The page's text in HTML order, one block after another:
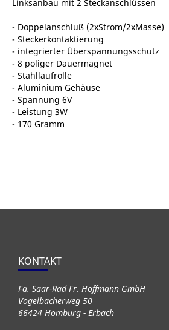
Linksanbau mit 2 Steckanschlüssen
- Doppelanschluß (2xStrom/2xMasse)
- Steckerkontaktierung
- integrierter Überspannungsschutz
- 8 poliger Dauermagnet
- Stahllaufrolle
- Aluminium Gehäuse
- Spannung 6V
- Leistung 3W
- 170 Gramm
KONTAKT
Fa. Saar-Rad Fr. Hoffmann GmbH
Vogelbacherweg 50
66424 Homburg - Erbach